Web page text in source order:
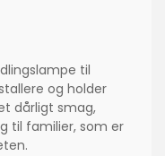
til
og holder
dårligt smag,
til familier, som er